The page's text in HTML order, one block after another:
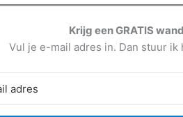
Krijg een GRATIS
Vul je e-mail adres in. Dan stuur ik